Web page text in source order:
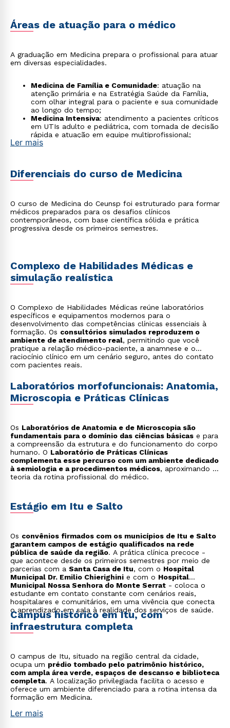
Áreas de atuação para o médico
A graduação em Medicina prepara o profissional para atuar
em diversas especialidades.
Medicina de Família e Comunidade: atuação na
atenção primária e na Estratégia Saúde da Família,
com olhar integral para o paciente e sua comunidade
ao longo do tempo;
Medicina Intensiva: atendimento a pacientes críticos
em UTIs adulto e pediátrica, com tomada de decisão
rápida e atuação em equipe multiprofissional;
Medicina de Urgência e Emergência
de transtornos psíquicos, com atuação em
Telemedicina
: atendimento remoto, segunda opinião
médica e monitoramento à distância, em modalidade
regulamentada pelo Conselho Federal de Medicina;
Saúde Pública e Gestão em Saúde: formulação e
condução de políticas e serviços de saúde, com
Ler mais
Diferenciais do curso de Medicina
O curso de Medicina do Ceunsp foi estruturado para formar
médicos preparados para os desafios clínicos
contemporâneos, com base científica sólida e prática
progressiva desde os primeiros semestres.
Complexo de Habilidades Médicas e
simulação realística
O Complexo de Habilidades Médicas reúne laboratórios
específicos e equipamentos modernos para o
desenvolvimento das competências clínicas essenciais à
formação. Os consultórios simulados reproduzem o
ambiente de atendimento real, permitindo que você
pratique a relação médico-paciente, a anamnese e o
raciocínio clínico em um cenário seguro, antes do contato
com pacientes reais.
Laboratórios morfofuncionais: Anatomia,
Microscopia e Práticas Clínicas
Os Laboratórios de Anatomia e de Microscopia são
fundamentais para o domínio das ciências básicas e para
a compreensão da estrutura e do funcionamento do corpo
humano. O Laboratório de Práticas Clínicas
complementa esse percurso com um ambiente dedicado
à semiologia e a procedimentos médicos, aproximando a
teoria da rotina profissional do médico.
Estágio em Itu e Salto
Os convênios firmados com os municípios de Itu e Salto
garantem campos de estágio qualificados na rede
pública de saúde da região. A prática clínica precoce -
que acontece desde os primeiros semestres por meio de
parcerias com a Santa Casa de Itu, com o Hospital
Municipal Dr. Emilio Chierighini e com o Hospital
Municipal Nossa Senhora do Monte Serrat - coloca o
estudante em contato constante com cenários reais,
hospitalares e comunitários, em uma vivência que conecta
o aprendizado em sala à realidade dos serviços de saúde.
Campus histórico em Itu, com
infraestrutura completa
O campus de Itu, situado na região central da cidade,
ocupa um prédio tombado pelo patrimônio histórico,
com ampla área verde, espaços de descanso e biblioteca
completa. A localização privilegiada facilita o acesso e
oferece um ambiente diferenciado para a rotina intensa da
formação em Medicina.
Ler mais